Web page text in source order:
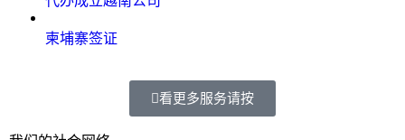
柬埔寨签证
看更多服务请按